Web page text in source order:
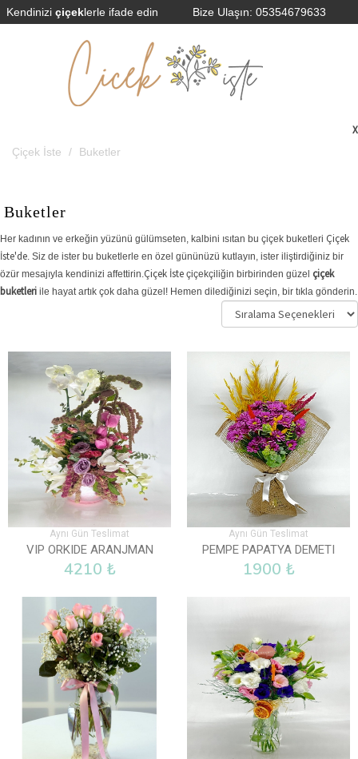
Kendinizi çiçeklerle ifade edin Bize Ulaşın: 05354679633
Çiçek İste Buketler
Buketler
Her kadının ve erkeğin yüzünü gülümseten, kalbini ısıtan bu çiçek buketleri Çiçek
İste'de. Siz de ister bu buketlerle en özel gününüzü kutlayın, ister iliştirdiğiniz bir
özür mesajıyla kendinizi affettirin.Çiçek İste çiçekçiliğin birbirinden güzel çiçek
buketleri ile hayat artık çok daha güzel! Hemen dilediğinizi seçin, bir tıkla gönderin.
Aynı Gün Teslimat
VIP ORKIDE ARANJMAN
4210 ₺
Aynı Gün Teslimat
PEMPE PAPATYA DEMETI
1900 ₺